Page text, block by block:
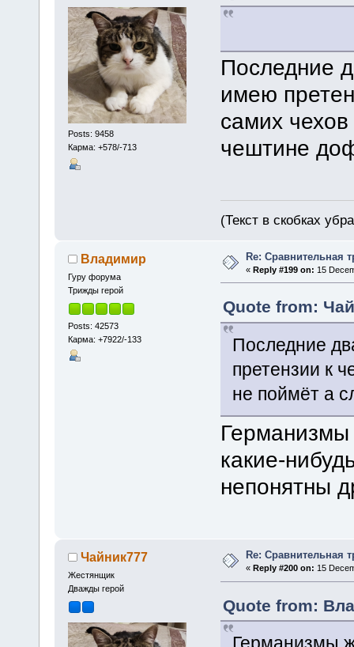
Posts: 9458
Карма: +578/-713
Последние
имею
самих
чештине
(Текст в скобках
Владимир
Гуру форума
Трижды герой
Posts: 42573
Карма: +7922/-133
Re: Сравнительная
«Reply #199 on: 15
Quote from:
Последние
претензии к
не поймёт а
какие-
непонятны
Чайник777
Жестянщик
Дважды герой
Re: Сравнительная
«Reply #200 on: 15
Quote from: